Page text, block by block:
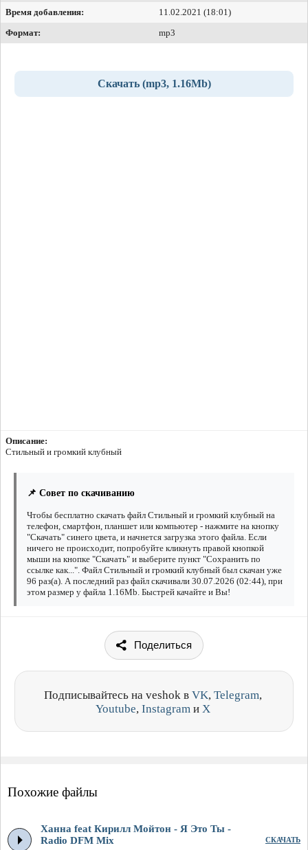
Время добавления:
11.02.2021 (18:01)
Формат:
mp3
Скачать (mp3, 1.16Mb)
Описание:
Стильный и громкий клубный
📌 Совет по скачиванию
Чтобы бесплатно скачать файл Стильный и громкий клубный на
телефон, смартфон, планшет или компьютер - нажмите на кнопку
"Скачать" синего цвета, и начнется загрузка этого файла. Если
ничего не происходит, попробуйте кликнуть правой кнопкой
мыши на кнопке "Скачать" и выберите пункт "Сохранить по
ссылке как...". Файл Стильный и громкий клубный был скачан уже
96 раз(а). А последний раз файл скачивали 30.07.2026 (02:44), при
этом размер у файла 1.16Mb. Быстрей качайте и Вы!
Поделиться
Подписывайтесь на veshok в VK, Telegram,
Youtube, Instagram и X
Похожие файлы
Ханна feat Кирилл Мойтон - Я Это Ты -
Radio DFM Mix
СКАЧАТЬ